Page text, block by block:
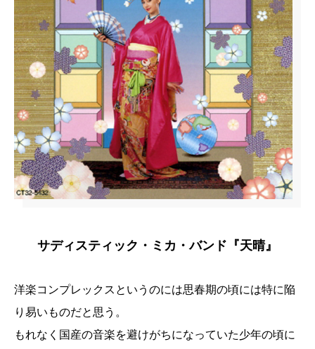
サディスティック・ミカ・バンド『天晴』
洋楽コンプレックスというのには思春期の頃には特に陥
り易いものだと思う。
もれなく国産の音楽を避けがちになっていた少年の頃に